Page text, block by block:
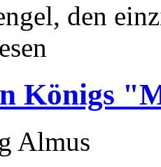
den
Königs
Almus